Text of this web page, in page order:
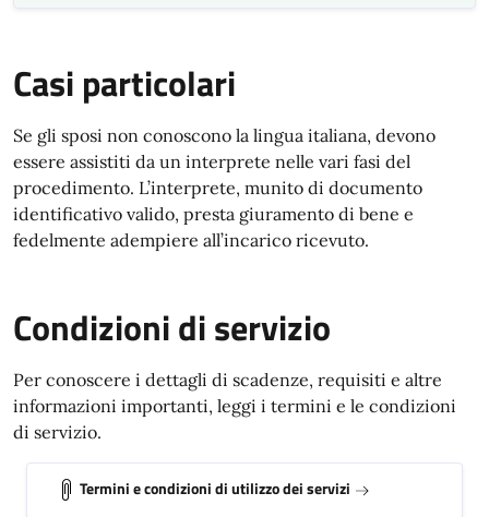
Casi particolari
Se gli sposi non conoscono la lingua italiana, devono
essere assistiti da un interprete nelle vari fasi del
procedimento. L’interprete, munito di documento
identificativo valido, presta giuramento di bene e
fedelmente adempiere all’incarico ricevuto.
Condizioni di servizio
Per conoscere i dettagli di scadenze, requisiti e altre
informazioni importanti, leggi i termini e le condizioni
di servizio.
Termini e condizioni di utilizzo dei servizi